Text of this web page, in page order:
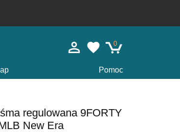
0
Pomoc
regulowana 9FORTY
New Era